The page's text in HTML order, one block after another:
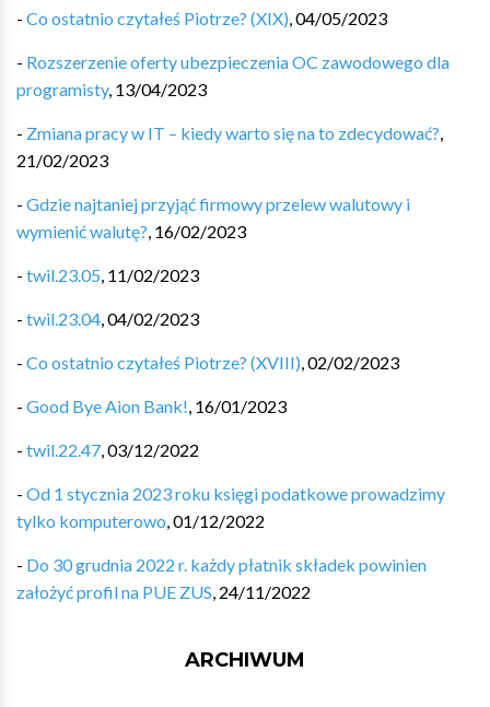
- Co ostatnio czytałeś Piotrze? (XIX),04/05/2023
- Rozszerzenie oferty ubezpieczenia OC zawodowego dla
programisty, 13/04/2023
- Zmiana pracy w IT – kiedy warto się na to zdecydować?,
21/02/2023
- Gdzie najtaniej przyjąć firmowy przelew walutowy i
wymienić walutę?, 16/02/2023
- twil.23.05, 11/02/2023
- twil.23.04,04/02/2023
- Co ostatnio czytałeś Piotrze? (XVIII),02/02/2023
- Good Bye Aion Bank!, 16/01/2023
- twil.22.47,03/12/2022
- Od 1 stycznia 2023 roku księgi podatkowe prowadzimy
tylko komputerowo,01/12/2022
- Do 30 grudnia 2022 r. każdy płatnik składek powinien
założyć profil na PUE ZUS, 24/11/2022
ARCHIWUM